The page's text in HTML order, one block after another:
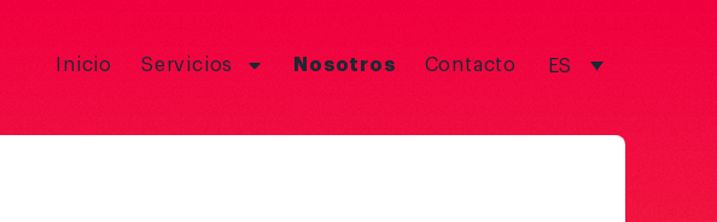
Inicio Servicios Nosotros Contacto ES